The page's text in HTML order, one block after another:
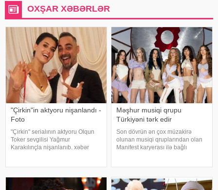
OXŞAR XƏBƏRLƏR
"Çirkin"in aktyoru nişanlandı -
Foto
"Çirkin" serialının aktyoru Olqun
Toker sevgilisi Yağmur
Karakılınçla nişanlanıb. xəbər
Polatoğulları və Mustaf
Məşhur musiqi qrupu
Türkiyəni tərk edir
Son dövrün ən çox müzakirə
olunan musiqi qruplarından olan
Manifest karyerası ilə bağlı
Tolqa Akış üzvlərin sentyabr
ayında İstanbuldak